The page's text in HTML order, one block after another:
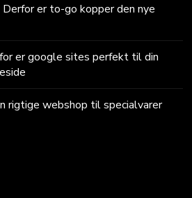
er to-go kopper den nye
er google sites perfekt til din
rigtige webshop til specialvarer